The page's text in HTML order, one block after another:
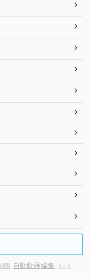
限 自動動画編集 ４×４